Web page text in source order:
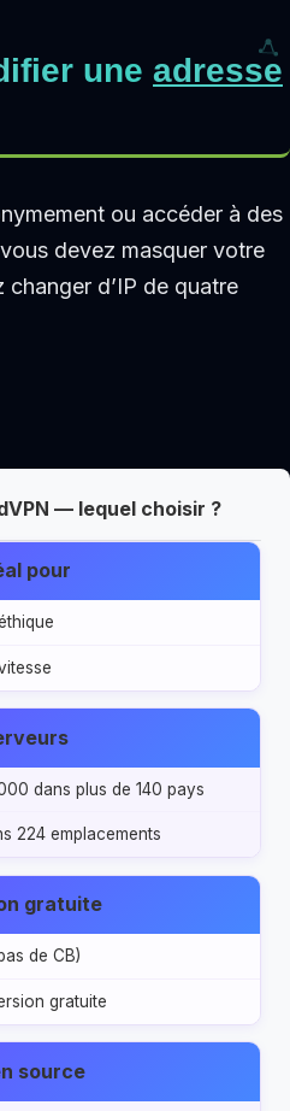
une adresse
ou accéder à des
devez masquer votre
changer d’IP de quatre
— lequel choisir ?
pour
dans plus de 140 pays
224 emplacements
gratuite
de CB)
gratuite
source